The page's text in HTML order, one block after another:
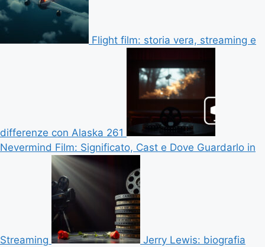
Flight film: storia vera, streaming e
differenze con Alaska 261
Nevermind Film: Significato, Cast e Dove Guardarlo in
Streaming
Jerry Lewis: biografia